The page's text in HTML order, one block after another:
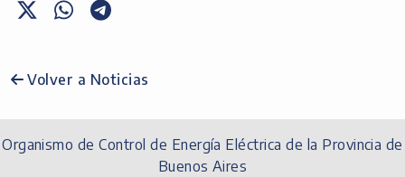
Volver a Noticias
Organismo de Control de Energía Eléctrica de la Provincia de
Buenos Aires